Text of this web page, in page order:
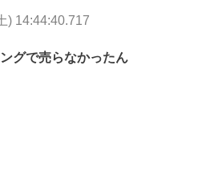
) 14:44:40.717
グで売らなかったん